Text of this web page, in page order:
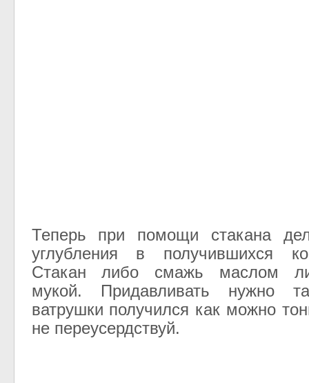
Теперь при помощи стакана
углубления в получившихся
Стакан либо смажь маслом
мукой. Придавливать нужно
ватрушки получился как можно
не переусердствуй.